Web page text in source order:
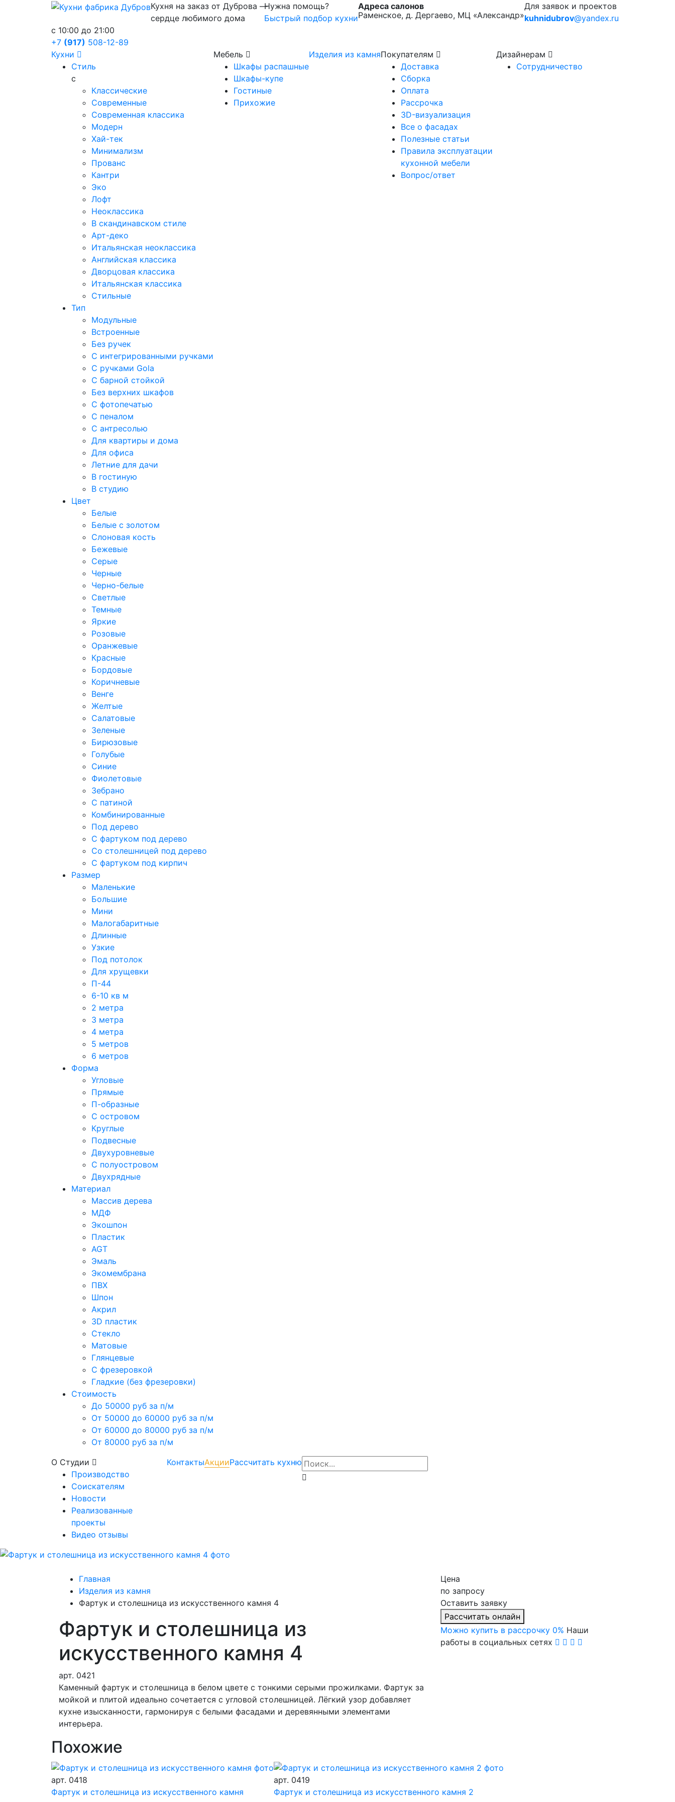
Кухня на заказ от Дуброва —
сердце любимого дома
Нужна помощь?
Быстрый подбор кухни
Адреса салонов
Раменское, д. Дергаево, МЦ «Александр»
Для заявок и проектов
kuhnidubrov@yandex.ru
c 10:00 до 21:00
+7 (917) 508-12-89
Кухни
Стиль
с
Классические
Современные
Современная классика
Модерн
Хай-тек
Минимализм
Прованс
Кантри
Эко
Лофт
Неоклассика
В скандинавском стиле
Арт-деко
Итальянская неоклассика
Английская классика
Дворцовая классика
Итальянская классика
Стильные
Тип
Модульные
Встроенные
Без ручек
С интегрированными ручками
С ручками Gola
С барной стойкой
Без верхних шкафов
С фотопечатью
С пеналом
С антресолью
Для квартиры и дома
Для офиса
Летние для дачи
В гостиную
В студию
Цвет
Белые
Белые с золотом
Слоновая кость
Бежевые
Серые
Черные
Черно-белые
Светлые
Темные
Яркие
Розовые
Оранжевые
Красные
Бордовые
Коричневые
Венге
Желтые
Салатовые
Зеленые
Бирюзовые
Голубые
Синие
Фиолетовые
Зебрано
С патиной
Комбинированные
Под дерево
С фартуком под дерево
Со столешницей под дерево
С фартуком под кирпич
Размер
Маленькие
Большие
Мини
Малогабаритные
Длинные
Узкие
Под потолок
Для хрущевки
П-44
6-10 кв м
2 метра
3 метра
4 метра
5 метров
6 метров
Форма
Угловые
Прямые
П-образные
С островом
Круглые
Подвесные
Двухуровневые
С полуостровом
Двухрядные
Материал
Массив дерева
МДФ
Экошпон
Пластик
AGT
Эмаль
Экомембрана
ПВХ
Шпон
Акрил
3D пластик
Стекло
Матовые
Глянцевые
С фрезеровкой
Гладкие (без фрезеровки)
Стоимость
До 50000 руб за п/м
От 50000 до 60000 руб за п/м
От 60000 до 80000 руб за п/м
От 80000 руб за п/м
Мебель
Шкафы распашные
Шкафы-купе
Гостиные
Прихожие
Изделия из камняПокупателям
Доставка
Сборка
Оплата
Рассрочка
3D-визуализация
Все о фасадах
Полезные статьи
Правила эксплуатации
кухонной мебели
Вопрос/ответ
Дизайнерам
Сотрудничество
О Студии
Производство
Соискателям
Новости
Реализованные
проекты
Видео отзывы
КонтактыАкцииРассчитать кухню
Previous
Главная
Изделия из камня
Фартук и столешница из искусственного камня 4
Фартук и столешница из
искусственного камня 4
арт. 0421
Каменный фартук и столешница в белом цвете с тонкими серыми прожилками. Фартук за
мойкой и плитой идеально сочетается с угловой столешницей. Лёгкий узор добавляет
кухне изысканности, гармонируя с белыми фасадами и деревянными элементами
интерьера.
Цена
по запросу
Оставить заявку
Расcчитать онлайн
Можно купить в рассрочку 0% Наши
работы в социальных сетях
Похожие
арт. 0418
Фартук и столешница из искусственного камня
арт. 0419
Фартук и столешница из искусственного камня 2